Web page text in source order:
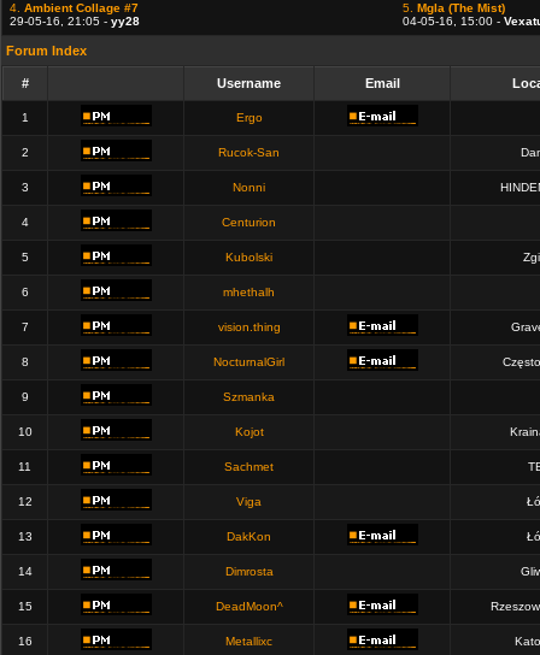
4. Ambient Collage #7
29-05-16, 21:05 - yy28
5. Mgla (The Mist)
04-05-16, 15:00 -
Forum Index
# Username Email
1 Ergo
2 Rucok-San
3 Nonni
4 Centurion
5 Kubolski
6 mhethalh
7 vision.thing
8 NocturnalGirl
9 Szmanka
10 Kojot
11 Sachmet
12 Viga
13 DakKon
14 Dimrosta
15 DeadMoon^
16 Metallixc